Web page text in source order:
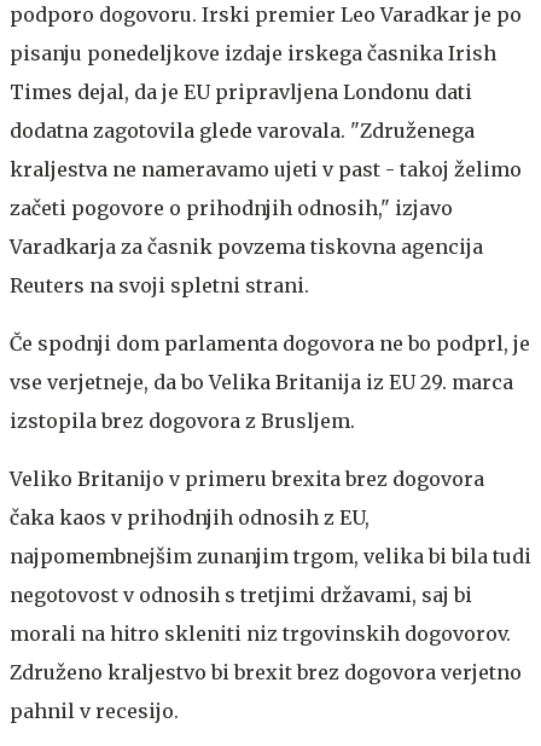
podporo dogovoru. Irski premier Leo Varadkar je po
pisanju ponedeljkove izdaje irskega časnika Irish
Times dejal, da je EU pripravljena Londonu dati
dodatna zagotovila glede varovala. "Združenega
kraljestva ne nameravamo ujeti v past - takoj želimo
začeti pogovore o prihodnjih odnosih," izjavo
Varadkarja za časnik povzema tiskovna agencija
Reuters na svoji spletni strani.
Če spodnji dom parlamenta dogovora ne bo podprl, je
vse verjetneje, da bo Velika Britanija iz EU 29. marca
izstopila brez dogovora z Brusljem.
Veliko Britanijo v primeru brexita brez dogovora
čaka kaos v prihodnjih odnosih z EU,
najpomembnejšim zunanjim trgom, velika bi bila tudi
negotovost v odnosih s tretjimi državami, saj bi
morali na hitro skleniti niz trgovinskih dogovorov.
Združeno kraljestvo bi brexit brez dogovora verjetno
pahnil v recesijo.